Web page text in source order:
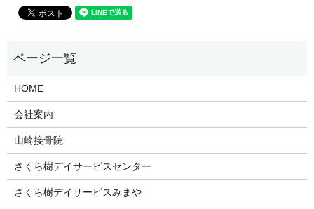
HOME
会社案内
山崎接骨院
さくら樹デイサービスセンター
さくら樹デイサービスみまや